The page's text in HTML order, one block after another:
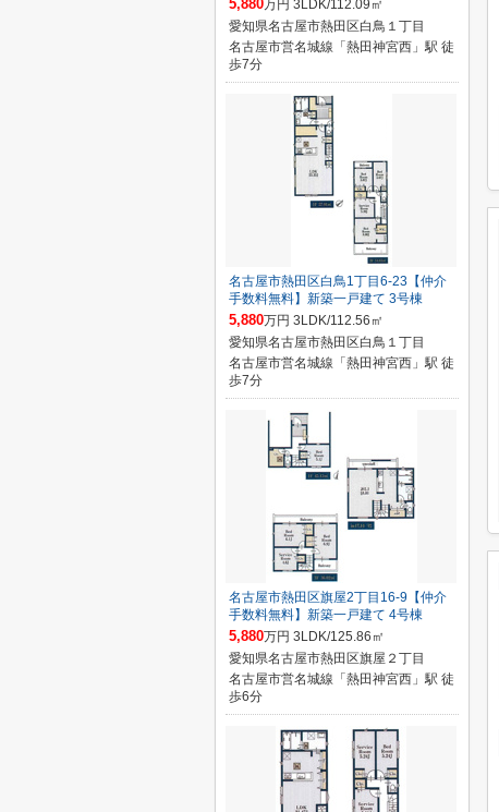
5,880万円 3LDK/112.09㎡
愛知県名古屋市熱田区白鳥１丁目
名古屋市営名城線「熱田神宮西」駅 徒
歩7分
名古屋市熱田区白鳥1丁目6-23【仲介
手数料無料】新築一戸建て 3号棟
5,880万円 3LDK/112.56㎡
愛知県名古屋市熱田区白鳥１丁目
名古屋市営名城線「熱田神宮西」駅 徒
歩7分
名古屋市熱田区旗屋2丁目16-9【仲介
手数料無料】新築一戸建て 4号棟
5,880万円 3LDK/125.86㎡
愛知県名古屋市熱田区旗屋２丁目
名古屋市営名城線「熱田神宮西」駅 徒
歩6分